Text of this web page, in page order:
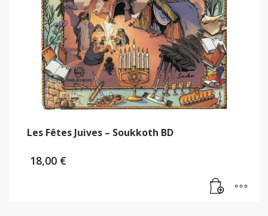
Les Fêtes Juives – Soukkoth BD
18,00 €